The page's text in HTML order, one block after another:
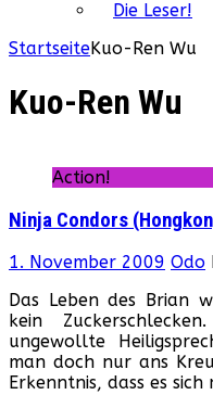
Die Leser!
StartseiteKuo-Ren Wu
Kuo-Ren Wu
Action!
Ninja Condors
1. November 2009 Odo
Das Leben des Brian
kein
ungewollte
man doch nur ans
Erkenntnis, dass es sich